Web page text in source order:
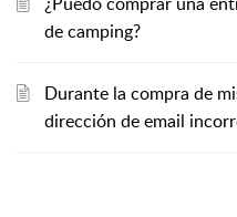
de camping?
Durante la compra de
dirección de email